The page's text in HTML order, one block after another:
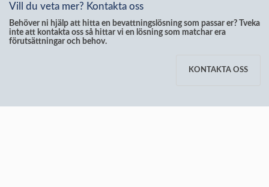
Vill du veta mer? Kontakta oss
Behöver ni hjälp att hitta en bevattningslösning som passar er? Tveka
inte att kontakta oss så hittar vi en lösning som matchar era
förutsättningar och behov.
KONTAKTA OSS